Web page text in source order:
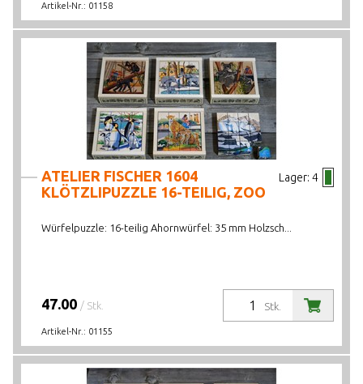
Artikel-Nr.: 01158
Lager: 4
ATELIER FISCHER 1604
KLÖTZLIPUZZLE 16-TEILIG, ZOO
Würfelpuzzle: 16-teilig Ahornwürfel: 35 mm Holzsch...
Stk.
47.00 / Stk.
Artikel-Nr.: 01155